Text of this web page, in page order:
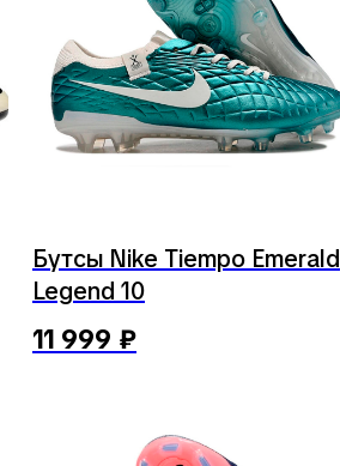
Бутсы Nike Tiempo Emerald
Legend 10
11 999 ₽